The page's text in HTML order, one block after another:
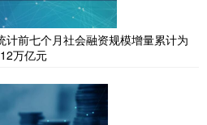
前七个月社会融资规模增量累计为
万亿元